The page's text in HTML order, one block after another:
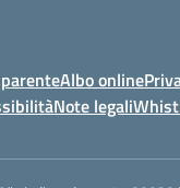
Albo online
Note legali